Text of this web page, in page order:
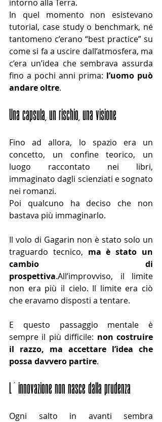
intorno alla Terra.
In quel momento non esistevano
tutorial, case study o benchmark, né
tantomeno c’erano “best practice” su
come si fa a uscire dall’atmosfera, ma
c’era un’idea che sembrava assurda
fino a pochi anni prima: l’uomo può
andare oltre.
Una capsula, un rischio, una visione
Fino ad allora, lo spazio era un
concetto, un confine teorico, un
luogo raccontato nei libri,
immaginato dagli scienziati e sognato
nei romanzi.
Poi qualcuno ha deciso che non
bastava più immaginarlo.
Il volo di Gagarin non è stato solo un
traguardo tecnico, ma è stato un
cambio di
prospettiva.All’improvviso, il limite
non era più il cielo. Il limite era ciò
che eravamo disposti a tentare.
E questo passaggio mentale è
sempre il più difficile: non costruire
il razzo, ma accettare l’idea che
possa davvero partire.
L’innovazione non nasce dalla prudenza
Ogni salto in avanti sembra